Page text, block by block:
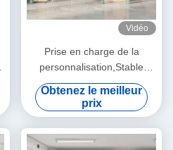
Vidéo
Prise en charge de la
personnalisation,Stable
robuste, polyvalent et de
haute sécurité lit sous la
table
Obtenez le meilleur
prix